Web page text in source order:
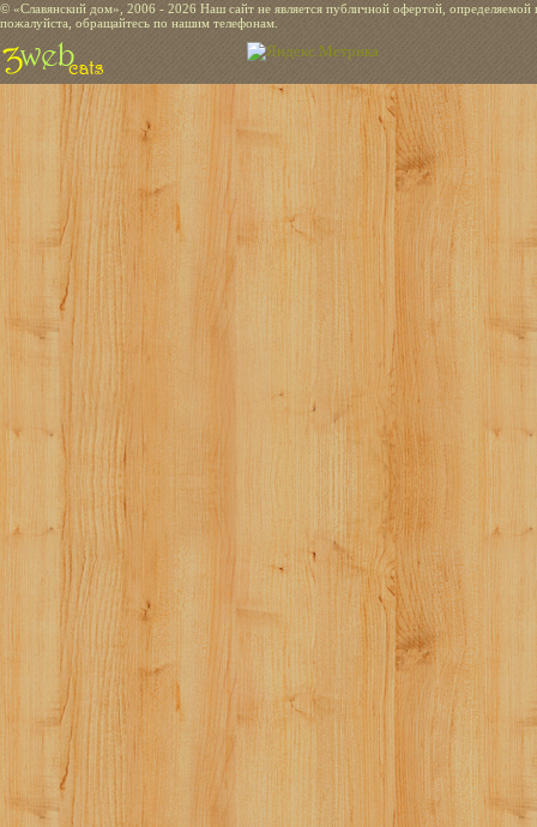
© «Славянский дом», 2006 - 2026 Наш сайт не является публичной офертой,
пожалуйста, обращайтесь по нашим телефонам.